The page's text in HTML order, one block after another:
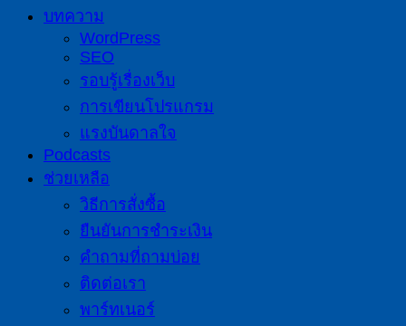
บทความ
WordPress
SEO
รอบรู้เรื่องเว็บ
การเขียนโปรแกรม
แรงบันดาลใจ
Podcasts
ช่วยเหลือ
วิธีการสั่งซื้อ
ยืนยันการชำระเงิน
คำถามที่ถามบ่อย
ติดต่อเรา
พาร์ทเนอร์